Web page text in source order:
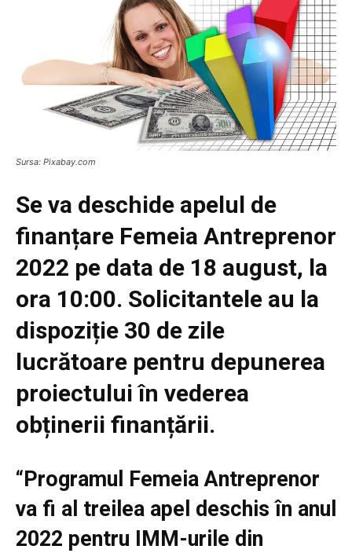
Sursa: Pixabay.com
Se va deschide apelul de
finanțare Femeia Antreprenor
2022 pe data de 18 august, la
ora 10:00. Solicitantele au la
dispoziție 30 de zile
lucrătoare pentru depunerea
proiectului în vederea
obținerii finanțării.
“Programul Femeia Antreprenor
va fi al treilea apel deschis în anul
2022 pentru IMM-urile din